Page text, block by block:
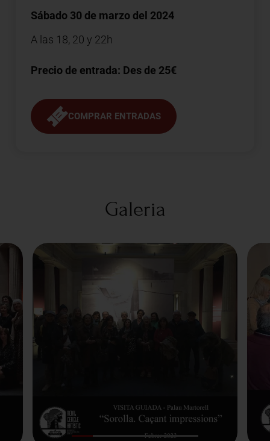
Sábado 30 de marzo del 2024
A las 18, 20 y 22h
Precio de entrada: Des de 25€
COMPRAR ENTRADAS
Galeria